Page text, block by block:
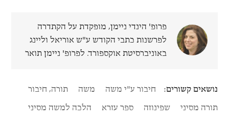
פרופ' הינדי ניימן, מופקדת על הקתדרה
לפרשנות כתבי הקודש ע"ש אוריאל וליינג
באוניברסיטת אוקספורד. לפרופ' ניימן תואר
חיבור ע"י משה
משה
תורה, חיבור
תורה מסיני
שפינוזה ספר עזרא
הלכה למשה מסיני